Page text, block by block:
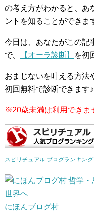
の考え方がわかると、あ
ントを知ることができま
今日は、あなたがこの記
で、
【オーラ診断】 を初
おまじないを叶える方法
初回無料で診断できます♪
※20歳未満は利用できま
スピリチュアル ブログランキン
にほんブログ村